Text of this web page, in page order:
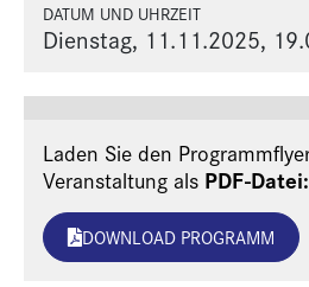
DATUM UND UHRZEIT
Dienstag, 11.11.2025,
Laden Sie den
Veranstaltung als PDF-Datei:
DOWNLOAD PROGRAMM